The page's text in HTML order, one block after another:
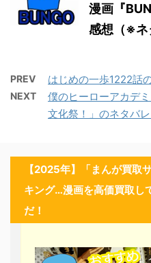
漫画『
感想（※ネ
PREV はじめの一歩1222話
NEXT
僕のヒーローアカデ
文化祭！」のネタバ
【2025年】「まんが買取
キング…漫画を高価買取し
だ！